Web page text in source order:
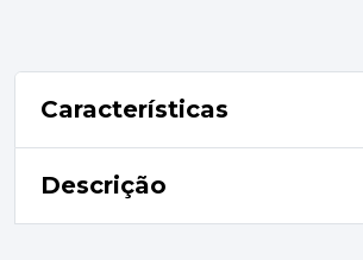
Características
Descrição